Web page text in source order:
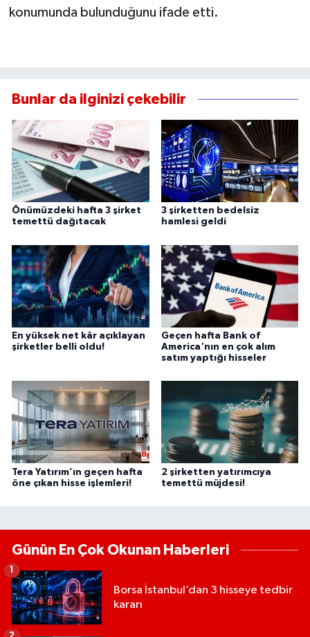
konumunda bulunduğunu ifade etti.
Bunlar da ilginizi çekebilir
Önümüzdeki hafta 3 şirket
temettü dağıtacak
3 şirketten bedelsiz
hamlesi geldi
En yüksek net kâr açıklayan
şirketler belli oldu!
Geçen hafta Bank of
America'nın en çok alım
satım yaptığı hisseler
Tera Yatırım’ın geçen hafta
öne çıkan hisse işlemleri!
2 şirketten yatırımcıya
temettü müjdesi!
Günün En Çok Okunan Haberleri
Borsa İstanbul’dan 3 hisseye tedbir
kararı